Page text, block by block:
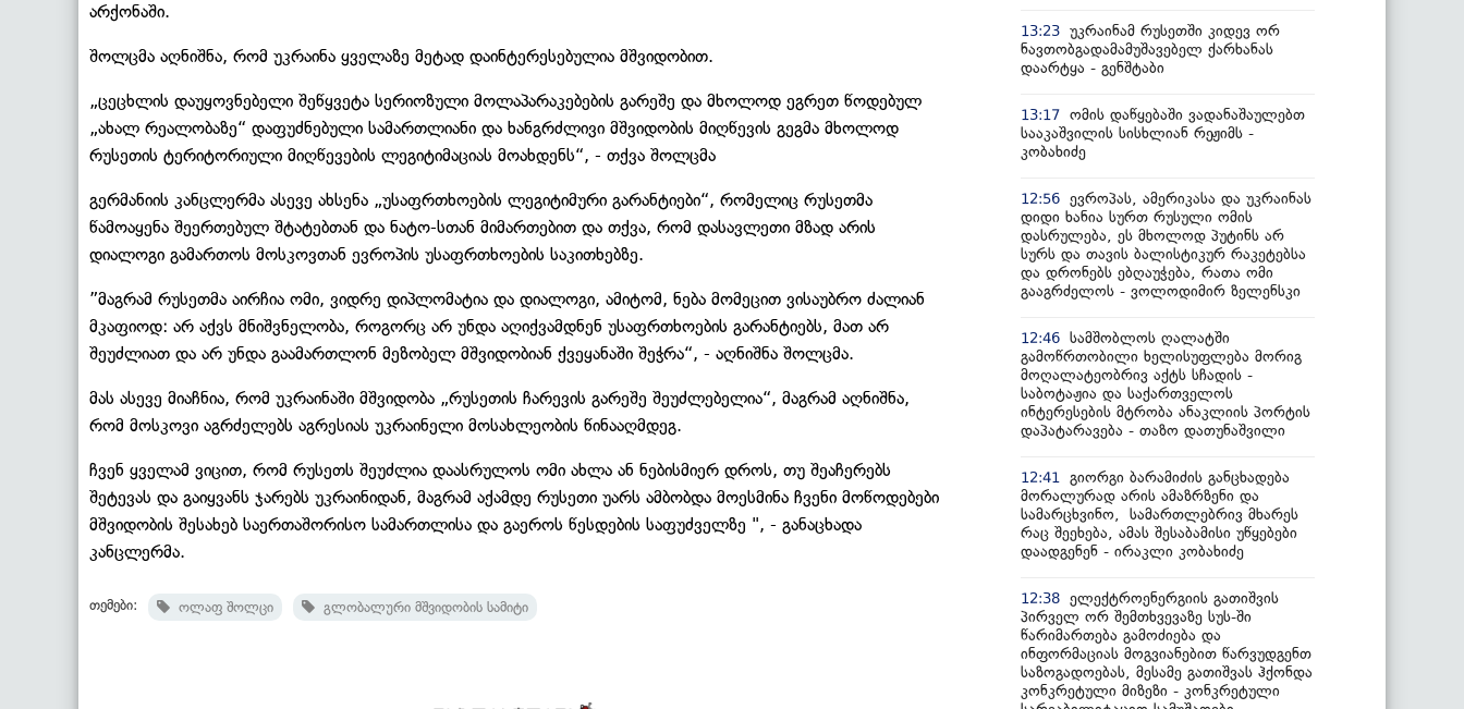
არქონაში.
შოლცმა აღნიშნა, რომ უკრაინა ყველაზე მეტად დაინტერესებულია მშვიდობით.
„ცეცხლის დაუყოვნებელი შეწყვეტა სერიოზული მოლაპარაკებების გარეშე და მხოლოდ ეგრეთ წოდებულ
„ახალ რეალობაზე“ დაფუძნებული სამართლიანი და ხანგრძლივი მშვიდობის მიღწევის გეგმა მხოლოდ
რუსეთის ტერიტორიული მიღწევების ლეგიტიმაციას მოახდენს“, - თქვა შოლცმა
გერმანიის კანცლერმა ასევე ახსენა „უსაფრთხოების ლეგიტიმური გარანტიები“, რომელიც რუსეთმა
წამოაყენა შეერთებულ შტატებთან და ნატო-სთან მიმართებით და თქვა, რომ დასავლეთი მზად არის
დიალოგი გამართოს მოსკოვთან ევროპის უსაფრთხოების საკითხებზე.
”მაგრამ რუსეთმა აირჩია ომი, ვიდრე დიპლომატია და დიალოგი, ამიტომ, ნება მომეცით ვისაუბრო ძალიან
მკაფიოდ: არ აქვს მნიშვნელობა, როგორც არ უნდა აღიქვამდნენ უსაფრთხოების გარანტიებს, მათ არ
შეუძლიათ და არ უნდა გაამართლონ მეზობელ მშვიდობიან ქვეყანაში შეჭრა“, - აღნიშნა შოლცმა.
მას ასევე მიაჩნია, რომ უკრაინაში მშვიდობა „რუსეთის ჩარევის გარეშე შეუძლებელია“, მაგრამ აღნიშნა,
რომ მოსკოვი აგრძელებს აგრესიას უკრაინელი მოსახლეობის წინააღმდეგ.
ჩვენ ყველამ ვიცით, რომ რუსეთს შეუძლია დაასრულოს ომი ახლა ან ნებისმიერ დროს, თუ შეაჩერებს
შეტევას და გაიყვანს ჯარებს უკრაინიდან, მაგრამ აქამდე რუსეთი უარს ამბობდა მოესმინა ჩვენი მოწოდებები
მშვიდობის შესახებ საერთაშორისო სამართლისა და გაეროს წესდების საფუძველზე ", - განაცხადა
კანცლერმა.
თემები: ოლაფ შოლცი გლობალური მშვიდობის სამიტი
13:23 უკრაინამ რუსეთში კიდევ ორ
ნავთობგადამამუშავებელ ქარხანას
დაარტყა - გენშტაბი
13:17 ომის დაწყებაში ვადანაშაულებთ
სააკაშვილის სისხლიან რეჟიმს -
კობახიძე
12:56 ევროპას, ამერიკასა და უკრაინას
დიდი ხანია სურთ რუსული ომის
დასრულება, ეს მხოლოდ პუტინს არ
სურს და თავის ბალისტიკურ რაკეტებსა
და დრონებს ებღაუჭება, რათა ომი
გააგრძელოს - ვოლოდიმირ ზელენსკი
12:46 სამშობლოს ღალატში
გამოწრთობილი ხელისუფლება მორიგ
მოღალატეობრივ აქტს სჩადის -
საბოტაჟია და საქართველოს
ინტერესების მტრობა ანაკლიის პორტის
დაპატარავება - თაზო დათუნაშვილი
12:41
გიორგი ბარამიძის განცხადება
მორალურად არის ამაზრზენი და
სამარცხვინო, სამართლებრივ მხარეს
რაც შეეხება, ამას შესაბამისი უწყებები
დაადგენენ - ირაკლი კობახიძე
12:38 ელექტროენერგიის გათიშვის
პირველ ორ შემთხვევაზე სუს-ში
წარიმართება გამოძიება და
ინფორმაციას მოგვიანებით წარვუდგენთ
საზოგადოებას, მესამე გათიშვას ჰქონდა
კონკრეტული მიზეზი - კონკრეტული